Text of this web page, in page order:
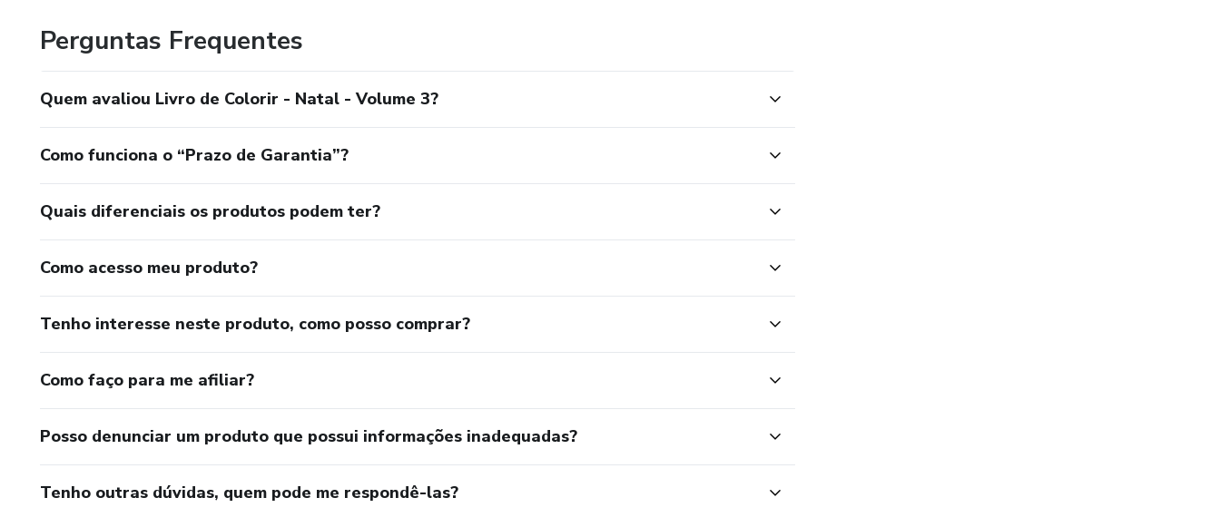
Perguntas Frequentes
Quem avaliou Livro de Colorir - Natal - Volume 3?
Como funciona o “Prazo de Garantia”?
Quais diferenciais os produtos podem ter?
Como acesso meu produto?
Tenho interesse neste produto, como posso comprar?
Como faço para me afiliar?
Posso denunciar um produto que possui informações inadequadas?
Tenho outras dúvidas, quem pode me respondê-las?